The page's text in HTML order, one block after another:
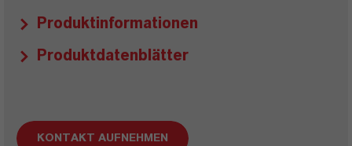
Produktinformationen
Produktdatenblätter
KONTAKT AUFNEHMEN